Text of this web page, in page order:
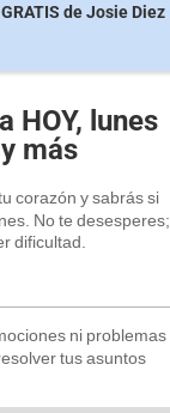
de Josie Diez
HOY, lunes
más
corazón y sabrás si
No te desesperes;
dificultad.
ni problemas
tus asuntos